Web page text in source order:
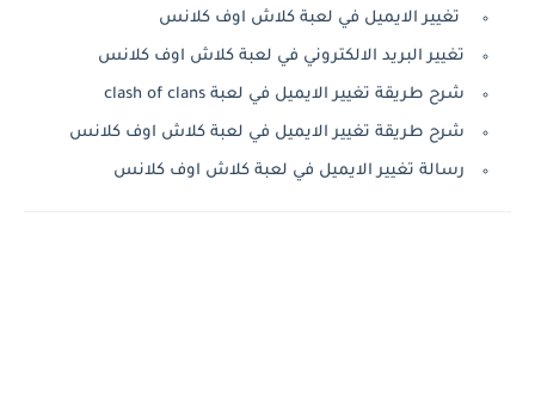
تغيير الايميل في لعبة كلاش اوف كلانس
تغيير البريد الالكتروني في لعبة كلاش اوف كلانس
شرح طريقة تغيير الايميل في لعبة clash of clans
شرح طريقة تغيير الايميل في لعبة كلاش اوف كلانس
رسالة تغيير الايميل في لعبة كلاش اوف كلانس